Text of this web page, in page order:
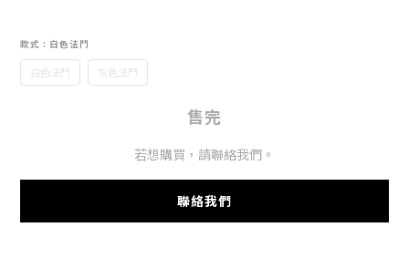
款式 : 白色法鬥
白色法鬥 灰色法鬥
售完
若想購買，請聯絡我們。
聯絡我們